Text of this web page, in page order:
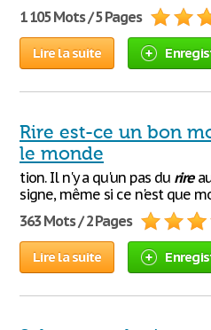
1 105 Mots / 5 Pages
Lire la suite
Rire est-ce un bon
le monde
tion. Il n'y a qu'un pas du rire
signe, même si ce n'est que
363 Mots / 2 Pages
Lire la suite